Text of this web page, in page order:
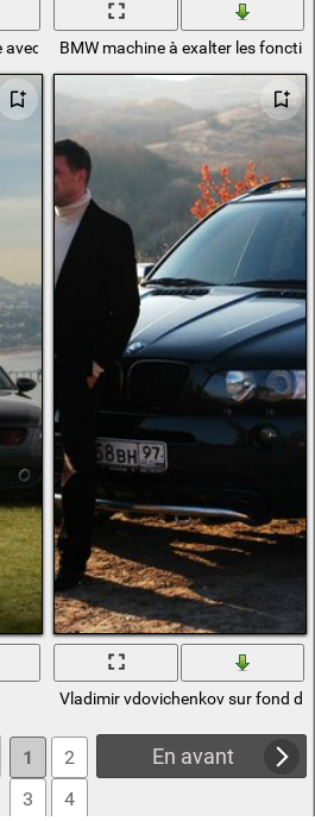
des lumières
BMW machine à exalter les
Vladimir vdovichenkov sur fond
En avant
1
2
3
4